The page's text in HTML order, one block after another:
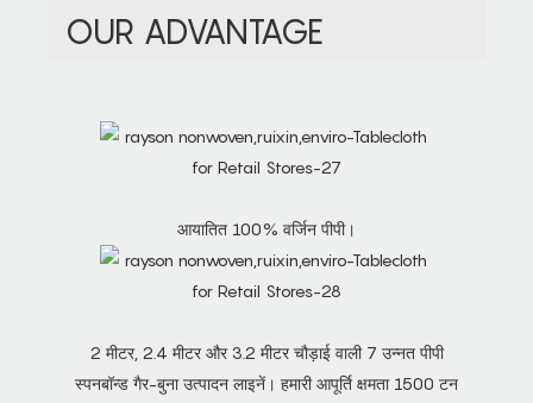
OUR ADVANTAGE
आयातित 100% वर्जिन पीपी।
2 मीटर, 2.4 मीटर और 3.2 मीटर चौड़ाई वाली 7 उन्नत पीपी
स्पनबॉन्ड गैर-बुना उत्पादन लाइनें। हमारी आपूर्ति क्षमता 1500 टन